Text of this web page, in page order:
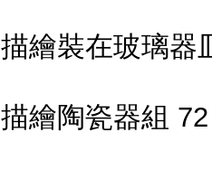
描繪裝在玻璃器
描繪陶瓷器組 72